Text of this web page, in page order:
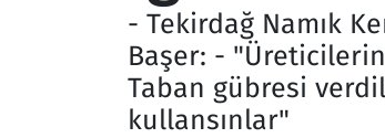
- Tekirdağ Namık
Başer: -
Taban gübresi
kullansınlar"
Teknoloji ve Bilim